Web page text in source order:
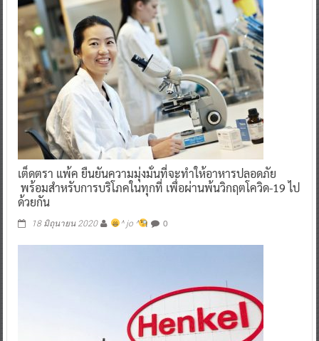
เต็ดตรา แพ้ค ยืนยันความมุ่งมั่นที่จะทำให้อาหารปลอดภัย
พร้อมสำหรับการบริโภคในทุกที่ เพื่อผ่านพ้นวิกฤตโควิด-19 ไป
ด้วยกัน
18 มิถุนายน 2020 ^ jo ^ 0